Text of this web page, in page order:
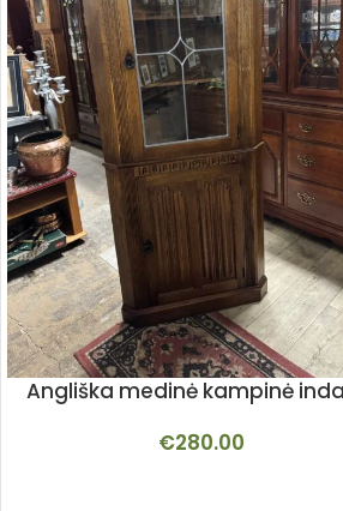
Angliška medinė kampinė
€280.00